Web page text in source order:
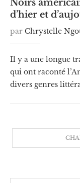
Noirs
d’hier et
par Chrystelle
Il y a une longue
qui ont raconté
divers genres